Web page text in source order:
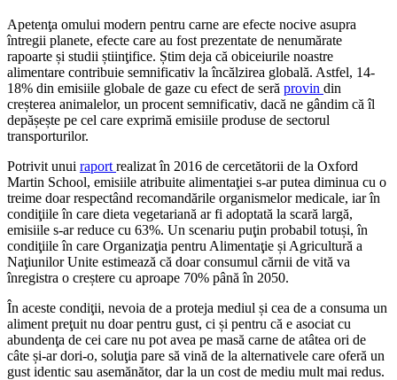
Apetenţa omului modern pentru carne are efecte nocive asupra
întregii planete, efecte care au fost prezentate de nenumărate
rapoarte și studii știinţifice. Știm deja că obiceiurile noastre
alimentare contribuie semnificativ la încălzirea globală. Astfel, 14-
18% din emisiile globale de gaze cu efect de seră provin din
creșterea animalelor, un procent semnificativ, dacă ne gândim că îl
depășește pe cel care exprimă emisiile produse de sectorul
transporturilor.
Potrivit unui raport realizat în 2016 de cercetătorii de la Oxford
Martin School, emisiile atribuite alimentaţiei s-ar putea diminua cu o
treime doar respectând recomandările organismelor medicale, iar în
condiţiile în care dieta vegetariană ar fi adoptată la scară largă,
emisiile s-ar reduce cu 63%. Un scenariu puţin probabil totuși, în
condiţiile în care Organizaţia pentru Alimentaţie și Agricultură a
Naţiunilor Unite estimează că doar consumul cărnii de vită va
înregistra o creștere cu aproape 70% până în 2050.
În aceste condiţii, nevoia de a proteja mediul și cea de a consuma un
aliment preţuit nu doar pentru gust, ci și pentru că e asociat cu
abundenţa de cei care nu pot avea pe masă carne de atâtea ori de
câte și-ar dori-o, soluţia pare să vină de la alternativele care oferă un
gust identic sau asemănător, dar la un cost de mediu mult mai redus.